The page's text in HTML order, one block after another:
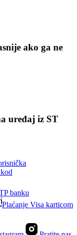
ako ga ne
uređaj iz ST
banku
Plaćanje Visa karticom